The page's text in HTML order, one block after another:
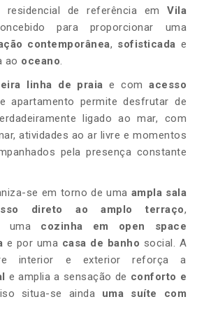
residencial de referência em Vila
para proporcionar uma
contemporânea, sofisticada e
ao oceano.
linha de praia e com acesso
apartamento permite desfrutar de
ligado ao mar, com
atividades ao ar livre e momentos
pela presença constante
se em torno de uma ampla sala
direto ao amplo terraço,
uma cozinha em open space
e por uma casa de banho social. A
interior e exterior reforça a
e amplia a sensação de conforto e
situa-se ainda uma suíte com